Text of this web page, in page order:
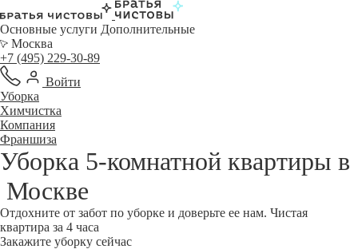
Основные услуги Дополнительные
Москва
+7 (495) 229-30-89
Войти
Уборка
Химчистка
Компания
Франшиза
Уборка 5-комнатной квартиры в
Москве
Отдохните от забот по уборке и доверьте ее нам. Чистая
квартира за 4 часа
Закажите уборку сейчас